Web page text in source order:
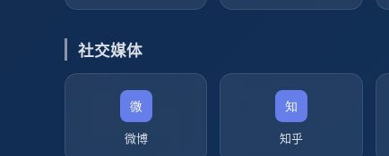
社交媒体
微博 知乎